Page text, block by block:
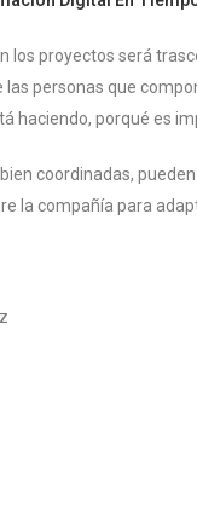
los proyectos será
personas que
haciendo, porqué es
coordinadas,
la compañía para